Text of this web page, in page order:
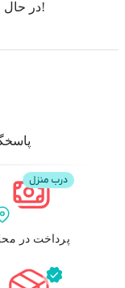
در حال حاضر دیدگاهی ثبت نشده!
پرداخت در